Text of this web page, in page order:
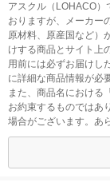
アスクル（LOHACO
おりますが、メーカー
原材料、原産国など）
けする商品とサイト上
用前には必ずお届けし
に詳細な商品情報が必
また、商品名における
お約束するものではあ
場合がございます。あ